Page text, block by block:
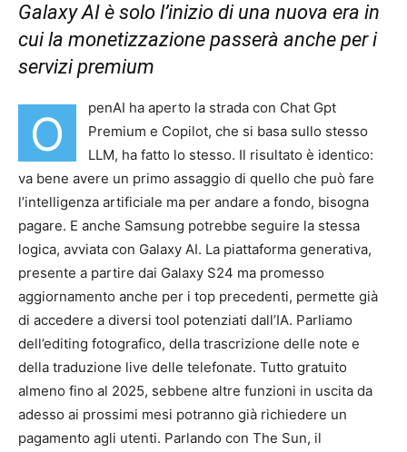
Galaxy AI è solo l’inizio di una nuova era in
cui la monetizzazione passerà anche per i
servizi premium
O
penAI ha aperto la strada con Chat Gpt
Premium e Copilot, che si basa sullo stesso
LLM, ha fatto lo stesso. Il risultato è identico:
va bene avere un primo assaggio di quello che può fare
l’intelligenza artificiale ma per andare a fondo, bisogna
pagare. E anche Samsung potrebbe seguire la stessa
logica, avviata con Galaxy AI. La piattaforma generativa,
presente a partire dai Galaxy S24 ma promesso
aggiornamento anche per i top precedenti, permette già
di accedere a diversi tool potenziati dall’IA. Parliamo
dell’editing fotografico, della trascrizione delle note e
della traduzione live delle telefonate. Tutto gratuito
almeno fino al 2025, sebbene altre funzioni in uscita da
adesso ai prossimi mesi potranno già richiedere un
pagamento agli utenti. Parlando con The Sun, il